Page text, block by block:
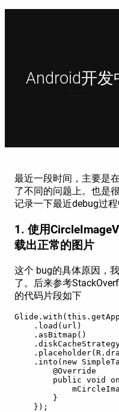
Android开
最近一段时间，主要是
了不同的问题上。也是
记录一下最近debug过程
1. 使用
载出正常的图片
这个 bug的具体原因，
了。后来参考
的代码片段如下
    .load(url)
    .asBitmap()
.into(new
        @Override
public void
        }
    });